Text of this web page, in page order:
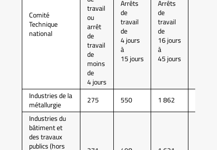
Comité
Technique
national
travail
ou
arrêt
de
travail
de
moins
de
4 jours
Arrêts
de
travail
de
4 jours
à
15 jours
Arrêts
de
travail
de
16 jours
à
45 jours
Industries de la
métallurgie 275 550 1 862
Industries du
bâtiment et
des travaux
publics (hors